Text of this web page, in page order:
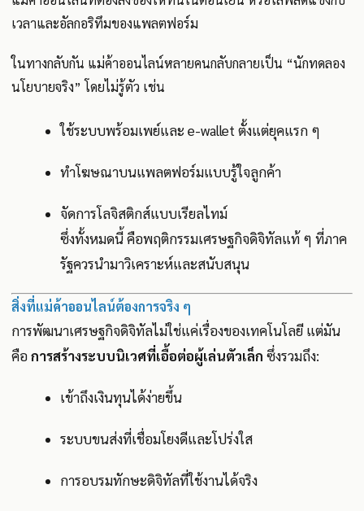
เวลาและอัลกอริทึมของแพลตฟอร์ม
ในทางกลับกัน แม่ค้าออนไลน์หลายคนกลับกลายเป็น “นักทดลอง
นโยบายจริง” โดยไม่รู้ตัว เช่น
ใช้ระบบพร้อมเพย์และ e-wallet ตั้งแต่ยุคแรก ๆ
ทำโฆษณาบนแพลตฟอร์มแบบรู้ใจลูกค้า
จัดการโลจิสติกส์แบบเรียลไทม์
ซึ่งทั้งหมดนี้ คือพฤติกรรมเศรษฐกิจดิจิทัลแท้ ๆ ที่ภาค
รัฐควรนำมาวิเคราะห์และสนับสนุน
สิ่งที่แม่ค้าออนไลน์ต้องการจริง ๆ
การพัฒนาเศรษฐกิจดิจิทัลไม่ใช่แค่เรื่องของเทคโนโลยี แต่มัน
คือการสร้างระบบนิเวศที่เอื้อต่อผู้เล่นตัวเล็ก ซึ่งรวมถึง:
เข้าถึงเงินทุนได้ง่ายขึ้น
ระบบขนส่งที่เชื่อมโยงดีและโปร่งใส
การอบรมทักษะดิจิทัลที่ใช้งานได้จริง